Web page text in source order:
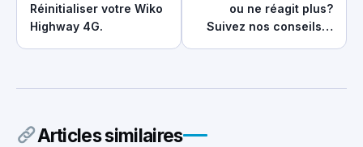
Réinitialiser votre Wiko
Highway 4G.
ou ne réagit plus?
Suivez nos conseils…
Articles similaires